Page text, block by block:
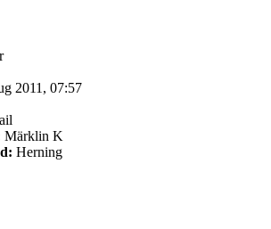
2011, 07:57
Märklin K
Herning